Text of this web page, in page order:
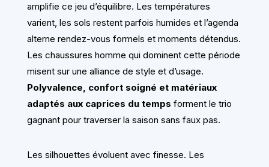
amplifie ce jeu d’équilibre. Les températures
varient, les sols restent parfois humides et l’agenda
alterne rendez-vous formels et moments détendus.
Les chaussures homme qui dominent cette période
misent sur une alliance de style et d’usage.
Polyvalence, confort soigné et matériaux
adaptés aux caprices du temps forment le trio
gagnant pour traverser la saison sans faux pas.
Les silhouettes évoluent avec finesse. Les